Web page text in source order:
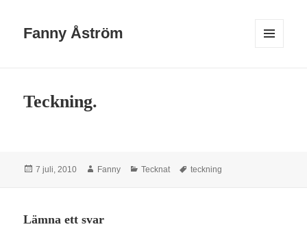
Fanny Åström
Teckning.
Postat
7 juli, 2010 Författare
Fanny Kategorier
Tecknat Taggar
teckning
Lämna ett svar